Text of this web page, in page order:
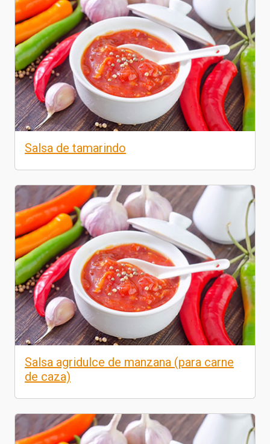
Salsa de tamarindo
Salsa agridulce de manzana (para carne
de caza)